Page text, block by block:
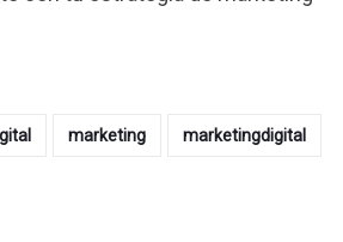
marketing marketingdigital